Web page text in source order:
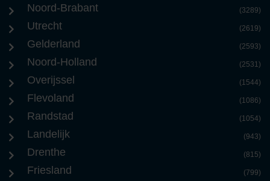
Noord-Brabant (3289)
Utrecht (2619)
Gelderland (2593)
Noord-Holland (2531)
Overijssel (1544)
Flevoland (1086)
Randstad (1054)
Landelijk (943)
Drenthe (815)
Friesland (799)